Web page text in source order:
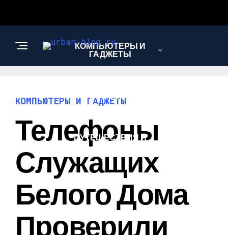
КОМПЬЮТЕРЫ И
ГАДЖЕТЫ
НОВОСТИ
ПУТЕШЕСТВИЯ И
КОМПЬЮТЕРЫ И ГАДЖЕТЫ
Телефоны
Служащих
Белого Дома
Проверили